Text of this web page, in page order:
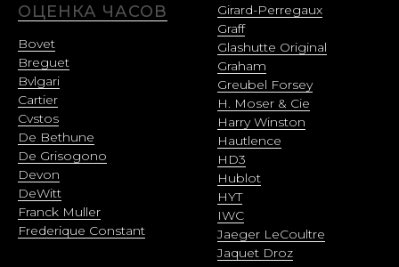
ОЦЕНКА ЧАСОВ
Bovet
Breguet
Bvlgari
Cartier
Cvstos
De Bethune
De Grisogono
Devon
DeWitt
Franck Muller
Frederique Constant
Girard-Perregaux
Graff
Glashutte Original
Graham
Greubel Forsey
H. Moser & Cie
Harry Winston
Hautlence
HD3
Hublot
HYT
IWC
Jaeger LeCoultre
Jaquet Droz